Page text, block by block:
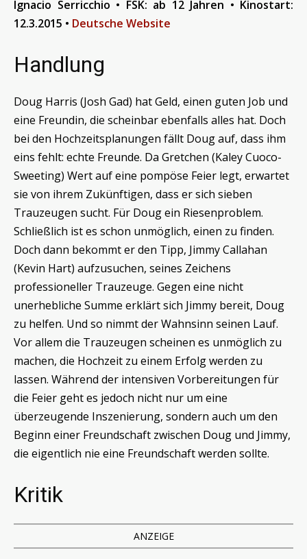
Ignacio Serricchio • FSK: ab 12 Jahren • Kinostart:
12.3.2015 • Deutsche Website
Handlung
Doug Harris (Josh Gad) hat Geld, einen guten Job und
eine Freundin, die scheinbar ebenfalls alles hat. Doch
bei den Hochzeitsplanungen fällt Doug auf, dass ihm
eins fehlt: echte Freunde. Da Gretchen (Kaley Cuoco-
Sweeting) Wert auf eine pompöse Feier legt, erwartet
sie von ihrem Zukünftigen, dass er sich sieben
Trauzeugen sucht. Für Doug ein Riesenproblem.
Schließlich ist es schon unmöglich, einen zu finden.
Doch dann bekommt er den Tipp, Jimmy Callahan
(Kevin Hart) aufzusuchen, seines Zeichens
professioneller Trauzeuge. Gegen eine nicht
unerhebliche Summe erklärt sich Jimmy bereit, Doug
zu helfen. Und so nimmt der Wahnsinn seinen Lauf.
Vor allem die Trauzeugen scheinen es unmöglich zu
machen, die Hochzeit zu einem Erfolg werden zu
lassen. Während der intensiven Vorbereitungen für
die Feier geht es jedoch nicht nur um eine
überzeugende Inszenierung, sondern auch um den
Beginn einer Freundschaft zwischen Doug und Jimmy,
die eigentlich nie eine Freundschaft werden sollte.
Kritik
ANZEIGE